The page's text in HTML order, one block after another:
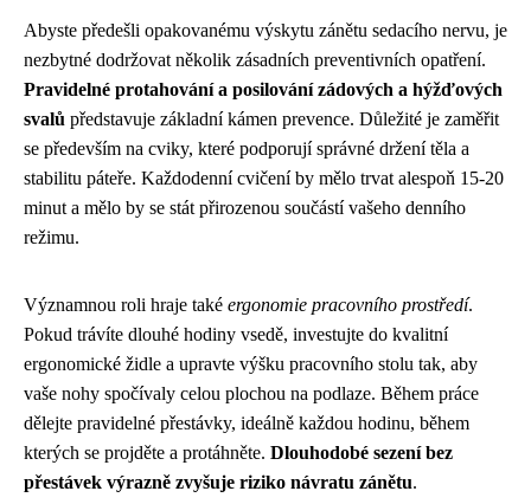
Abyste předešli opakovanému výskytu zánětu sedacího nervu, je
nezbytné dodržovat několik zásadních preventivních opatření.
Pravidelné protahování a posilování zádových a hýžďových
svalů představuje základní kámen prevence. Důležité je zaměřit
se především na cviky, které podporují správné držení těla a
stabilitu páteře. Každodenní cvičení by mělo trvat alespoň 15-20
minut a mělo by se stát přirozenou součástí vašeho denního
režimu.
Významnou roli hraje také ergonomie pracovního prostředí.
Pokud trávíte dlouhé hodiny vsedě, investujte do kvalitní
ergonomické židle a upravte výšku pracovního stolu tak, aby
vaše nohy spočívaly celou plochou na podlaze. Během práce
dělejte pravidelné přestávky, ideálně každou hodinu, během
kterých se projděte a protáhněte. Dlouhodobé sezení bez
přestávek výrazně zvyšuje riziko návratu zánětu.